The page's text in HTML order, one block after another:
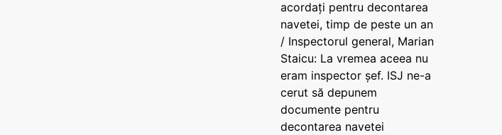
acordați pentru decontarea
navetei, timp de peste un an
/ Inspectorul general, Marian
Staicu: La vremea aceea nu
eram inspector șef. ISJ ne-a
cerut să depunem
documente pentru
decontarea navetei